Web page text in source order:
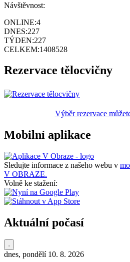
Návštěvnost:
ONLINE:4
DNES:227
TÝDEN:227
CELKEM:1408528
Rezervace tělocvičny
Výběr rezervace
Mobilní aplikace
Sledujte informace z našeho webu v
V OBRAZE.
Volně ke stažení:
Aktuální počasí
dnes, pondělí 10. 8. 2026